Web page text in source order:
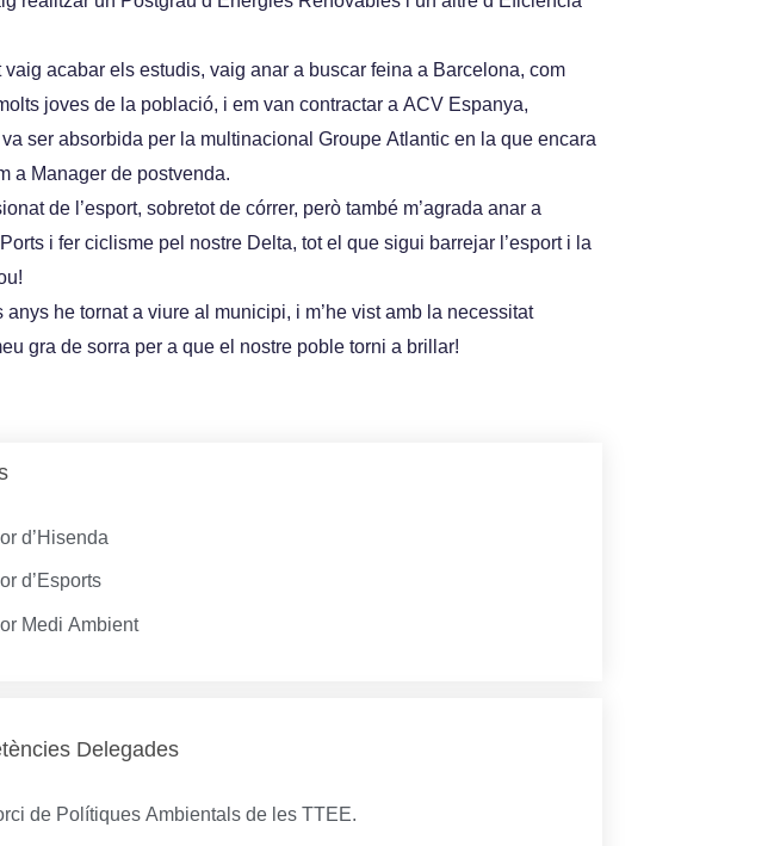
vaig acabar els estudis, vaig anar a buscar feina a Barcelona, com
joves de la població, i em van contractar a ACV Espanya,
ser absorbida per la multinacional Groupe Atlantic en la que encara
a Manager de postvenda.
de l’esport, sobretot de córrer, però també m’agrada anar a
i fer ciclisme pel nostre Delta, tot el que sigui barrejar l’esport i la
anys he tornat a viure al municipi, i m’he vist amb la necessitat
gra de sorra per a que el nostre poble torni a brillar!
d’Hisenda
d’Esports
Medi Ambient
Delegades
de Polítiques Ambientals de les TTEE.